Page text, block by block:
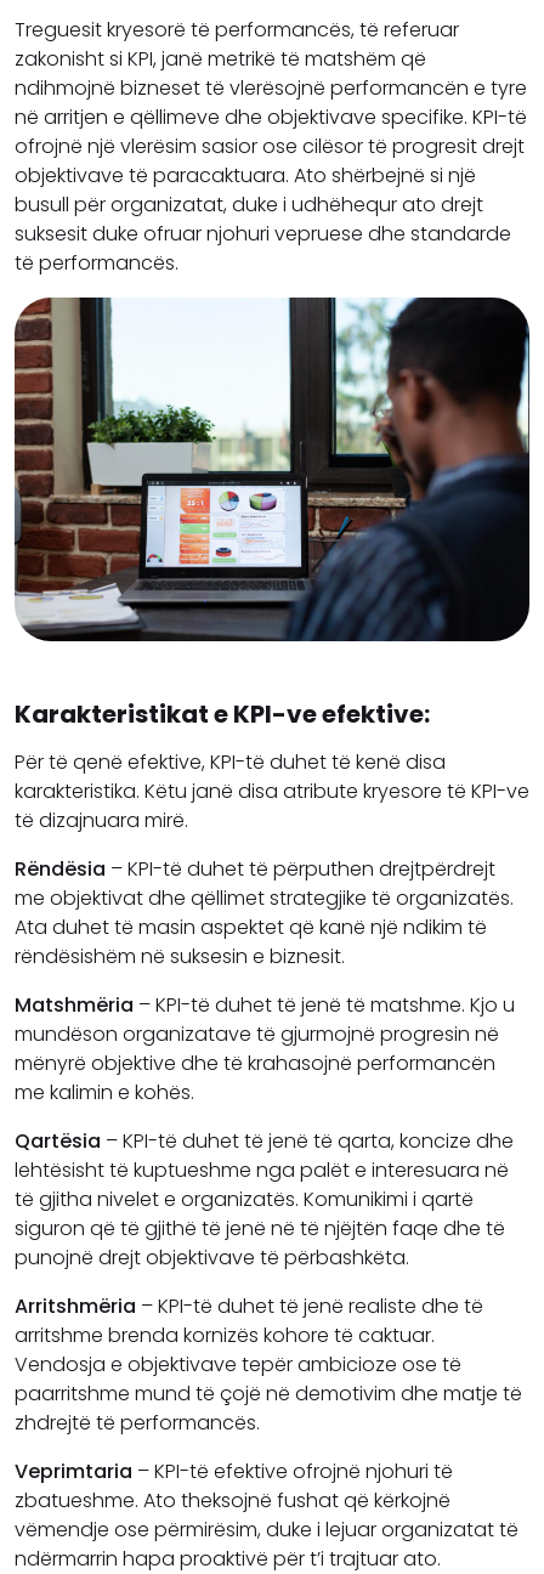
Treguesit kryesorë të performancës, të referuar
zakonisht si KPI, janë metrikë të matshëm që
ndihmojnë bizneset të vlerësojnë performancën e tyre
në arritjen e qëllimeve dhe objektivave specifike. KPI-të
ofrojnë një vlerësim sasior ose cilësor të progresit drejt
objektivave të paracaktuara. Ato shërbejnë si një
busull për organizatat, duke i udhëhequr ato drejt
suksesit duke ofruar njohuri vepruese dhe standarde
të performancës.
Karakteristikat e KPI-ve efektive:
Për të qenë efektive, KPI-të duhet të kenë disa
karakteristika. Këtu janë disa atribute kryesore të KPI-ve
të dizajnuara mirë.
Rëndësia – KPI-të duhet të përputhen drejtpërdrejt
me objektivat dhe qëllimet strategjike të organizatës.
Ata duhet të masin aspektet që kanë një ndikim të
rëndësishëm në suksesin e biznesit.
Matshmëria – KPI-të duhet të jenë të matshme. Kjo u
mundëson organizatave të gjurmojnë progresin në
mënyrë objektive dhe të krahasojnë performancën
me kalimin e kohës.
Qartësia – KPI-të duhet të jenë të qarta, koncize dhe
lehtësisht të kuptueshme nga palët e interesuara në
të gjitha nivelet e organizatës. Komunikimi i qartë
siguron që të gjithë të jenë në të njëjtën faqe dhe të
punojnë drejt objektivave të përbashkëta.
Arritshmëria – KPI-të duhet të jenë realiste dhe të
arritshme brenda kornizës kohore të caktuar.
Vendosja e objektivave tepër ambicioze ose të
paarritshme mund të çojë në demotivim dhe matje të
zhdrejtë të performancës.
Veprimtaria – KPI-të efektive ofrojnë njohuri të
zbatueshme. Ato theksojnë fushat që kërkojnë
vëmendje ose përmirësim, duke i lejuar organizatat të
ndërmarrin hapa proaktivë për t’i trajtuar ato.